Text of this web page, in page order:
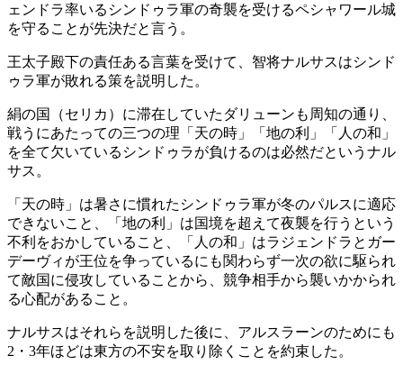
ェンドラ率いるシンドゥラ軍の奇襲を受けるペシャワール城
を守ることが先決だと言う。
王太子殿下の責任ある言葉を受けて、智将ナルサスはシンド
ゥラ軍が敗れる策を説明した。
絹の国（セリカ）に滞在していたダリューンも周知の通り、
戦うにあたっての三つの理「天の時」「地の利」「人の和」
を全て欠いているシンドゥラが負けるのは必然だというナル
サス。
「天の時」は暑さに慣れたシンドゥラ軍が冬のパルスに適応
できないこと、「地の利」は国境を超えて夜襲を行うという
不利をおかしていること、「人の和」はラジェンドラとガー
デーヴィが王位を争っているにも関わらず一次の欲に駆られ
て敵国に侵攻していることから、競争相手から襲いかかられ
る心配があること。
ナルサスはそれらを説明した後に、アルスラーンのためにも
2・3年ほどは東方の不安を取り除くことを約束した。